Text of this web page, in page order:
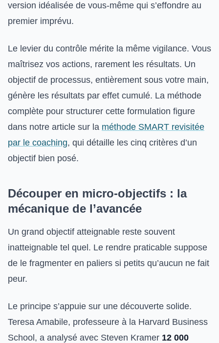
version idéalisée de vous-même qui s’effondre au
premier imprévu.
Le levier du contrôle mérite la même vigilance. Vous
maîtrisez vos actions, rarement les résultats. Un
objectif de processus, entièrement sous votre main,
génère les résultats par effet cumulé. La méthode
complète pour structurer cette formulation figure
dans notre article sur la méthode SMART revisitée
par le coaching, qui détaille les cinq critères d’un
objectif bien posé.
Découper en micro-objectifs : la
mécanique de l’avancée
Un grand objectif atteignable reste souvent
inatteignable tel quel. Le rendre praticable suppose
de le fragmenter en paliers si petits qu’aucun ne fait
peur.
Le principe s’appuie sur une découverte solide.
Teresa Amabile, professeure à la Harvard Business
School, a analysé avec Steven Kramer 12 000